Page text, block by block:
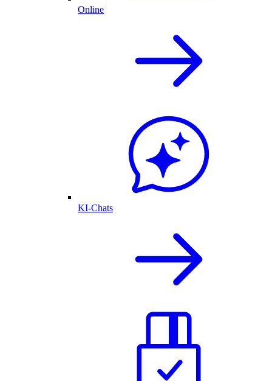
Online
KI-Chats